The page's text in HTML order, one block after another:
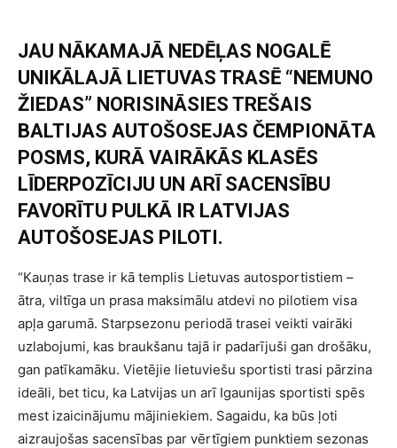
JAU NĀKAMAJĀ NEDĒĻAS NOGALĒ
UNIKĀLAJĀ LIETUVAS TRASĒ “NEMUNO
ŽIEDAS” NORISINĀSIES TREŠAIS
BALTIJAS AUTOŠOSEJAS ČEMPIONĀTA
POSMS, KURĀ VAIRĀKĀS KLASĒS
LĪDERPOZĪCIJU UN ARĪ SACENSĪBU
FAVORĪTU PULKĀ IR LATVIJAS
AUTOŠOSEJAS PILOTI.
“Kauņas trase ir kā templis Lietuvas autosportistiem –
ātra, viltīga un prasa maksimālu atdevi no pilotiem visa
apļa garumā. Starpsezonu periodā trasei veikti vairāki
uzlabojumi, kas braukšanu tajā ir padarījuši gan drošāku,
gan patīkamāku. Vietējie lietuviešu sportisti trasi pārzina
ideāli, bet ticu, ka Latvijas un arī Igaunijas sportisti spēs
mest izaicinājumu mājiniekiem. Sagaidu, ka būs ļoti
aizraujošas sacensības par vērtīgiem punktiem sezonas